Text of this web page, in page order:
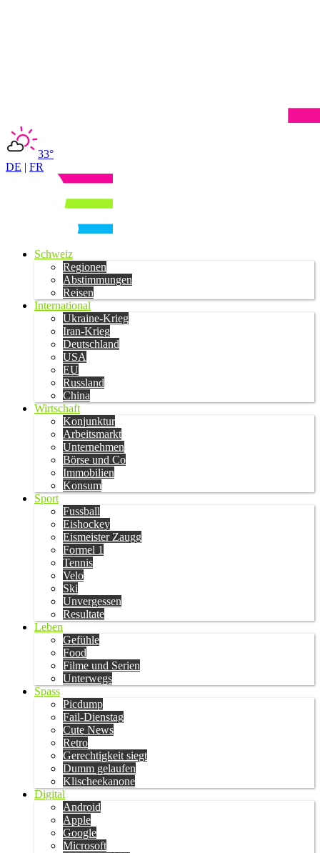
33°
DE | FR
Schweiz
Regionen
Abstimmungen
Reisen
International
Ukraine-Krieg
Iran-Krieg
Deutschland
USA
EU
Russland
China
Wirtschaft
Konjunktur
Arbeitsmarkt
Unternehmen
Börse und Co
Immobilien
Konsum
Sport
Fussball
Eishockey
Eismeister Zaugg
Formel 1
Tennis
Velo
Ski
Unvergessen
Resultate
Leben
Gefühle
Food
Filme und Serien
Unterwegs
Spass
Picdump
Fail-Dienstag
Cute News
Retro
Gerechtigkeit siegt
Dumm gelaufen
Klischeekanone
Digital
Android
Apple
Google
Microsoft